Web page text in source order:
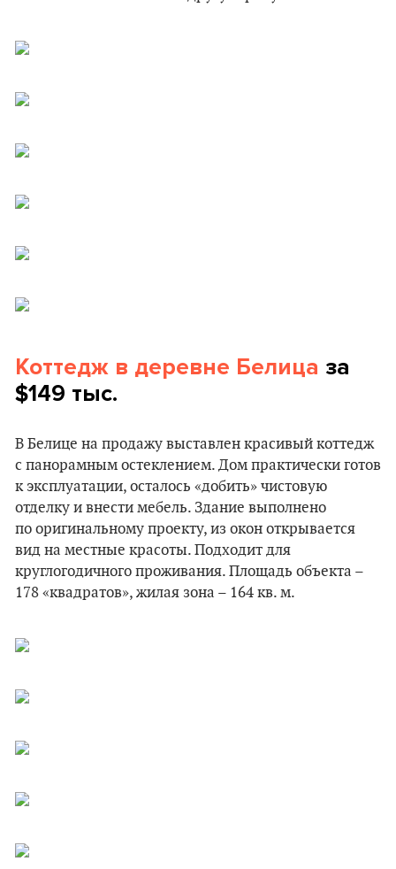
Коттедж в деревне Белица за
$149 тыс.
В Белице на продажу выставлен красивый коттедж
с панорамным остеклением. Дом практически готов
к эксплуатации, осталось «добить» чистовую
отделку и внести мебель. Здание выполнено
по оригинальному проекту, из окон открывается
вид на местные красоты. Подходит для
круглогодичного проживания. Площадь объекта –
178 «квадратов», жилая зона – 164 кв. м.